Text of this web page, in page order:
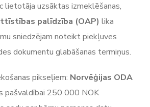
lietotāja uzsāktas izmeklēšanas,
palīdzība (OAP) lika
sniedzējam noteikt piekļuves
dokumentu glabāšanas termiņus.
pikseļiem: Norvēģijas ODA
pašvaldībai 250 000 NOK